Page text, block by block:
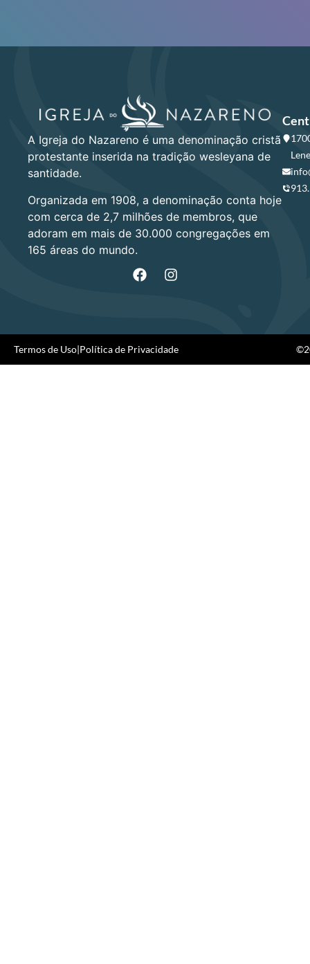
A Igreja do Nazareno é uma denominação cristã
protestante inserida na tradição wesleyana de
santidade.
Organizada em 1908, a denominação conta hoje
com cerca de 2,7 milhões de membros, que
adoram em mais de 30.000 congregações em
165 áreas do mundo.
Termos de Uso|Política de Privacidade